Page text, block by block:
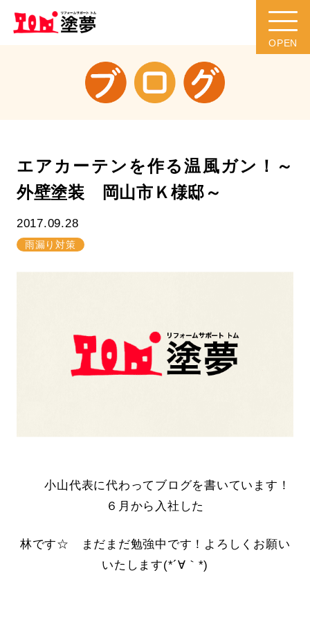
エアカーテンを作る温風ガン！～
外壁塗装 岡山市Ｋ様邸～
2017.09.28
雨漏り対策
小山代表に代わってブログを書いています！
６月から入社した
林です☆ まだまだ勉強中です！よろしくお願い
いたします(*´∀｀*)